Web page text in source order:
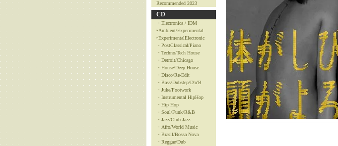
Recommended 2023
CD
・Electronica / IDM
‣Ambient/Experimental
‣ExperimentalElectronic
・PostClassical/Piano
・Techno/Tech House
・Detroit/Chicago
・House/Deep House
・Disco/Re-Edit
・Bass/Dubstep/D'n'B
・Juke/Footwork
・Instrumental HipHop
・Hip Hop
・Soul/Funk/R&B
・Jazz/Club Jazz
・Afro/World Music
・Brasil/Bossa Nova
・Reggae/Dub